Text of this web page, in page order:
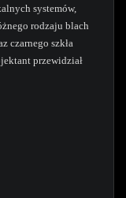
systemów,
rodzaju blach
czarnego szkła
przewidział